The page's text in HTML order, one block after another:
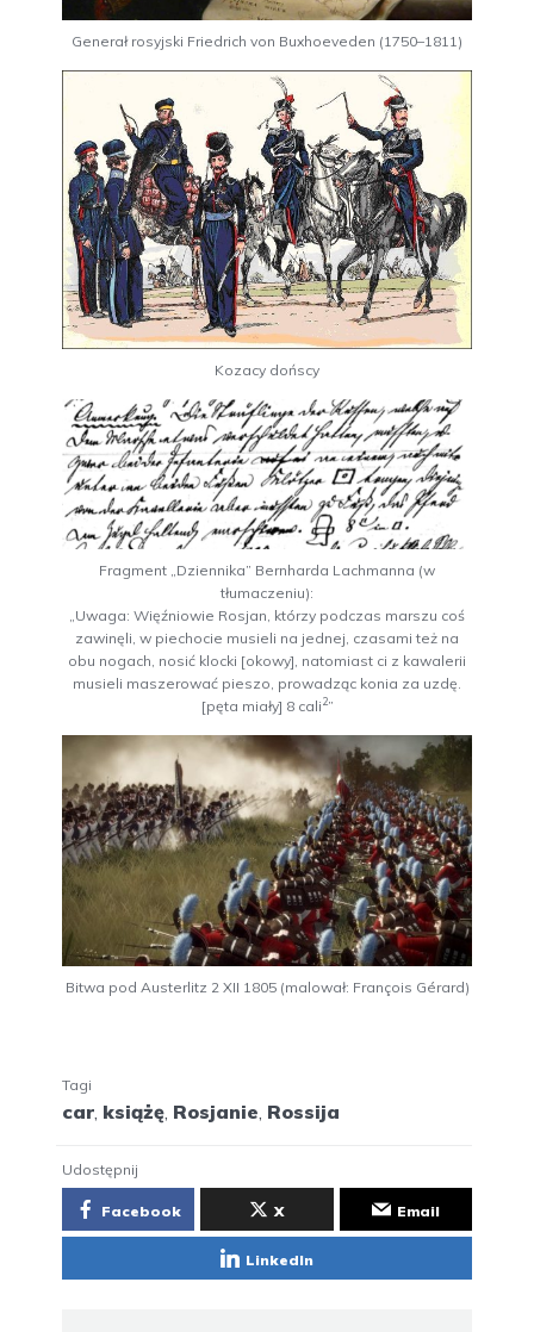
Generał rosyjski Friedrich von Buxhoeveden (1750–1811)
Kozacy dońscy
Fragment „Dziennika” Bernharda Lachmanna (w
tłumaczeniu):
„Uwaga: Więźniowie Rosjan, którzy podczas marszu coś
zawinęli, w piechocie musieli na jednej, czasami też na
obu nogach, nosić klocki [okowy], natomiast ci z kawalerii
musieli maszerować pieszo, prowadząc konia za uzdę.
[pęta miały] 8 cali2”
Bitwa pod Austerlitz 2 XII 1805 (malował: François Gérard)
Tagi
car, książę, Rosjanie, Rossija
Udostępnij
Facebook X Email
LinkedIn